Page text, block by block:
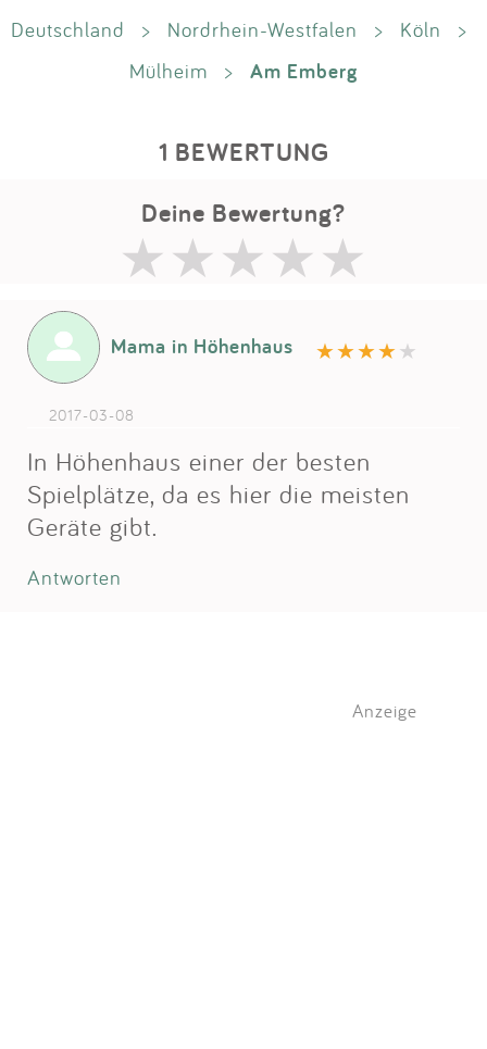
Deutschland > Nordrhein-Westfalen > Köln
>
Mülheim
> Am Emberg
1 BEWERTUNG
Deine Bewertung?
Mama in Höhenhaus
2017-03-08
In Höhenhaus einer der besten
Spielplätze, da es hier die meisten
Geräte gibt.
Antworten
Anzeige